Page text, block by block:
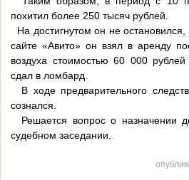
похитил более 250 тысяч рублей.
На достигнутом он не
сайте «Авито» он взял в аренду
воздуха стоимостью 60 000
сдал в ломбард.
В ходе предварительного
сознался.
Решается вопрос о назначении
судебном заседании.